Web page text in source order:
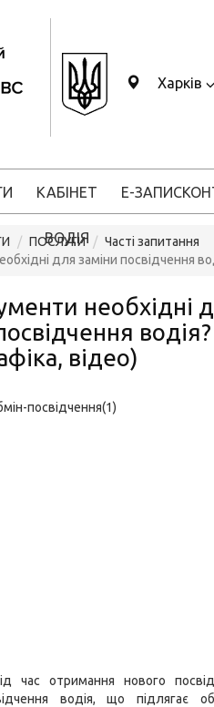
Харків
КАБІНЕТ
ВОДІЯ
Е-ЗАПИС
ПОСЛУГИ
Часті запитання
для заміни посвідчення
необхідні
водія?
відео)
час отримання нового
водія, що підлягає